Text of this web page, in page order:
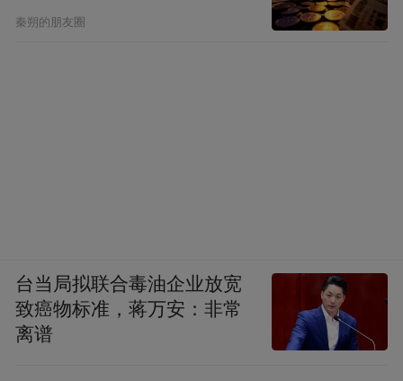
秦朔的朋友圈
台当局拟联合毒油企业放宽
致癌物标准，蒋万安：非常
离谱